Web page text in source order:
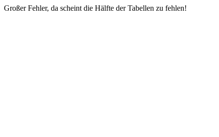
Großer Fehler, da scheint die Hälfte der Tabellen zu fehlen!